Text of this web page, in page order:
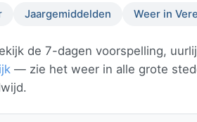
Jaargemiddelden Weer in
de 7-dagen voorspelling,
— zie het weer in alle grote